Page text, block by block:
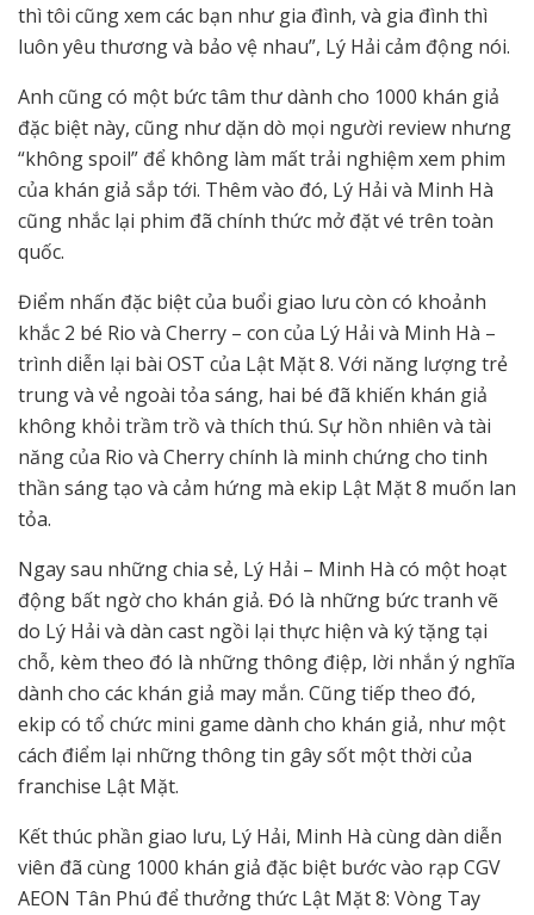
thì tôi cũng xem các bạn như gia đình, và gia đình thì
luôn yêu thương và bảo vệ nhau”, Lý Hải cảm động nói.
Anh cũng có một bức tâm thư dành cho 1000 khán giả
đặc biệt này, cũng như dặn dò mọi người review nhưng
“không spoil” để không làm mất trải nghiệm xem phim
của khán giả sắp tới. Thêm vào đó, Lý Hải và Minh Hà
cũng nhắc lại phim đã chính thức mở đặt vé trên toàn
quốc.
Điểm nhấn đặc biệt của buổi giao lưu còn có khoảnh
khắc 2 bé Rio và Cherry – con của Lý Hải và Minh Hà –
trình diễn lại bài OST của Lật Mặt 8. Với năng lượng trẻ
trung và vẻ ngoài tỏa sáng, hai bé đã khiến khán giả
không khỏi trầm trồ và thích thú. Sự hồn nhiên và tài
năng của Rio và Cherry chính là minh chứng cho tinh
thần sáng tạo và cảm hứng mà ekip Lật Mặt 8 muốn lan
tỏa.
Ngay sau những chia sẻ, Lý Hải – Minh Hà có một hoạt
động bất ngờ cho khán giả. Đó là những bức tranh vẽ
do Lý Hải và dàn cast ngồi lại thực hiện và ký tặng tại
chỗ, kèm theo đó là những thông điệp, lời nhắn ý nghĩa
dành cho các khán giả may mắn. Cũng tiếp theo đó,
ekip có tổ chức mini game dành cho khán giả, như một
cách điểm lại những thông tin gây sốt một thời của
franchise Lật Mặt.
Kết thúc phần giao lưu, Lý Hải, Minh Hà cùng dàn diễn
viên đã cùng 1000 khán giả đặc biệt bước vào rạp CGV
AEON Tân Phú để thưởng thức Lật Mặt 8: Vòng Tay